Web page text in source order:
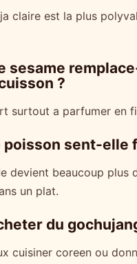
claire est la plus
sesame
?
surtout a parfumer en
poisson sent-elle
devient beaucoup plus
un plat.
du
cuisiner coreen ou